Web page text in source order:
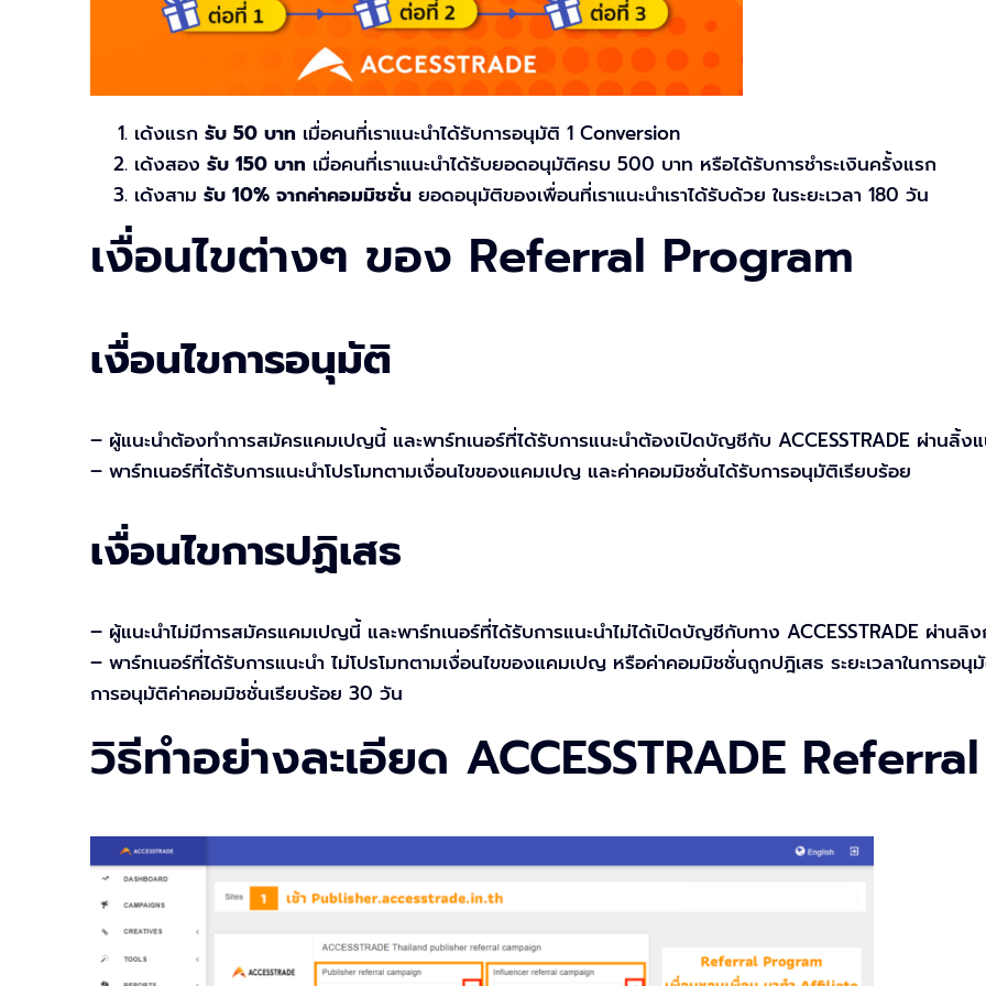
เด้งแรก รับ 50 บาท เมื่อคนที่เราแนะนำได้รับการอนุมัติ 1 Conversion
เด้งสอง รับ 150 บาท เมื่อคนที่เราแนะนำได้รับยอดอนุมัติครบ 500 บาท หรือได้รับการชำระเงินครั้งแรก
เด้งสาม รับ 10% จากค่าคอมมิชชั่น ยอดอนุมัติของเพื่อนที่เราแนะนำเราได้รับด้วย ในระยะเวลา 180 วัน
เงื่อนไขต่างๆ ของ Referral Program
เงื่อนไขการอนุมัติ
– ผู้แนะนำต้องทำการสมัครแคมเปญนี้ และพาร์ทเนอร์ที่ได้รับการแนะนำต้องเปิดบัญชีกับ ACCESSTRADE ผ่านลิ้ง
– พาร์ทเนอร์ที่ได้รับการแนะนำโปรโมทตามเงื่อนไขของแคมเปญ และค่าคอมมิชชั่นได้รับการอนุมัติเรียบร้อย
เงื่อนไขการปฏิเสธ
– ผู้แนะนำไม่มีการสมัครแคมเปญนี้ และพาร์ทเนอร์ที่ได้รับการแนะนำไม่ได้เปิดบัญชีกับทาง ACCESSTRADE ผ่านลิ
– พาร์ทเนอร์ที่ได้รับการแนะนำ ไม่โปรโมทตามเงื่อนไขของแคมเปญ หรือค่าคอมมิชชั่นถูกปฎิเสธ ระยะเวลาในการอ
การอนุมัติค่าคอมมิชชั่นเรียบร้อย 30 วัน
วิธีทำอย่างละเอียด ACCESSTRADE